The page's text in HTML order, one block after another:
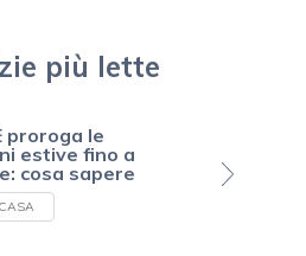
più lette
proroga le
estive fino a
cosa sapere